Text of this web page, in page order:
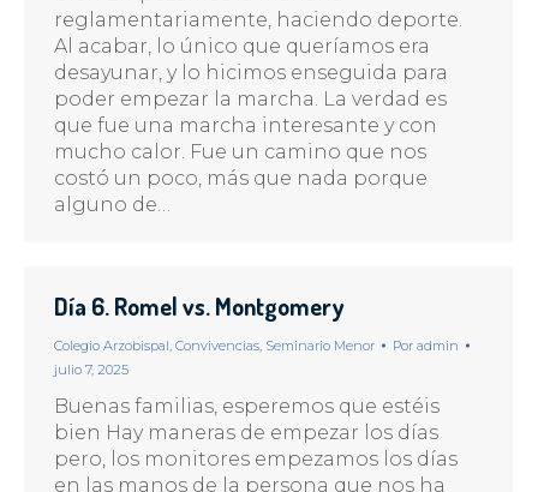
reglamentariamente, haciendo deporte.
Al acabar, lo único que queríamos era
desayunar, y lo hicimos enseguida para
poder empezar la marcha. La verdad es
que fue una marcha interesante y con
mucho calor. Fue un camino que nos
costó un poco, más que nada porque
alguno de…
Día 6. Romel vs. Montgomery
Colegio Arzobispal, Convivencias, Seminario Menor Por admin
julio 7, 2025
Buenas familias, esperemos que estéis
bien Hay maneras de empezar los días
pero, los monitores empezamos los días
en las manos de la persona que nos ha